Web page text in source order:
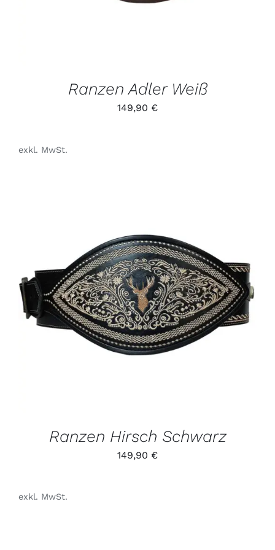
GEWÄHLT
WERDEN
Ranzen Adler Weiß
149,90 €
exkl. MwSt.
DIESES
PRODUKT
WEIST
MEHRERE
VARIANTEN
AUF.
DIE
GEWÄHLT
WERDEN
/
DETAILS
Ranzen Hirsch Schwarz
149,90 €
exkl. MwSt.